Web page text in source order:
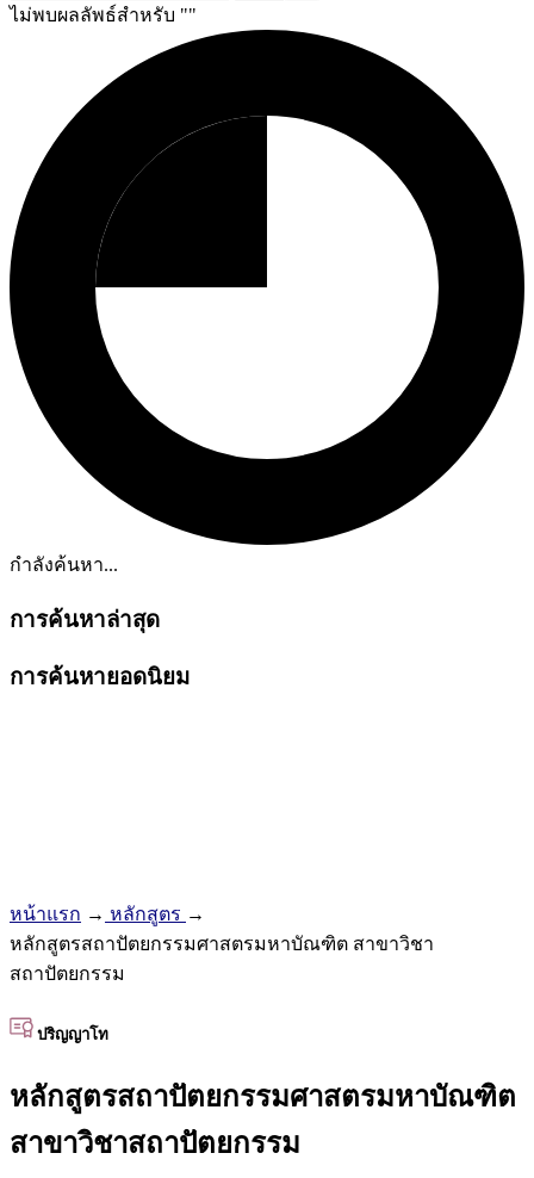
ไม่พบผลลัพธ์สำหรับ ""
กำลังค้นหา...
การค้นหาล่าสุด
การค้นหายอดนิยม
หน้าแรก → หลักสูตร →
หลักสูตรสถาปัตยกรรมศาสตรมหาบัณฑิต สาขาวิชา
สถาปัตยกรรม
ปริญญาโท
หลักสูตรสถาปัตยกรรมศาสตรมหาบัณฑิต
สาขาวิชาสถาปัตยกรรม